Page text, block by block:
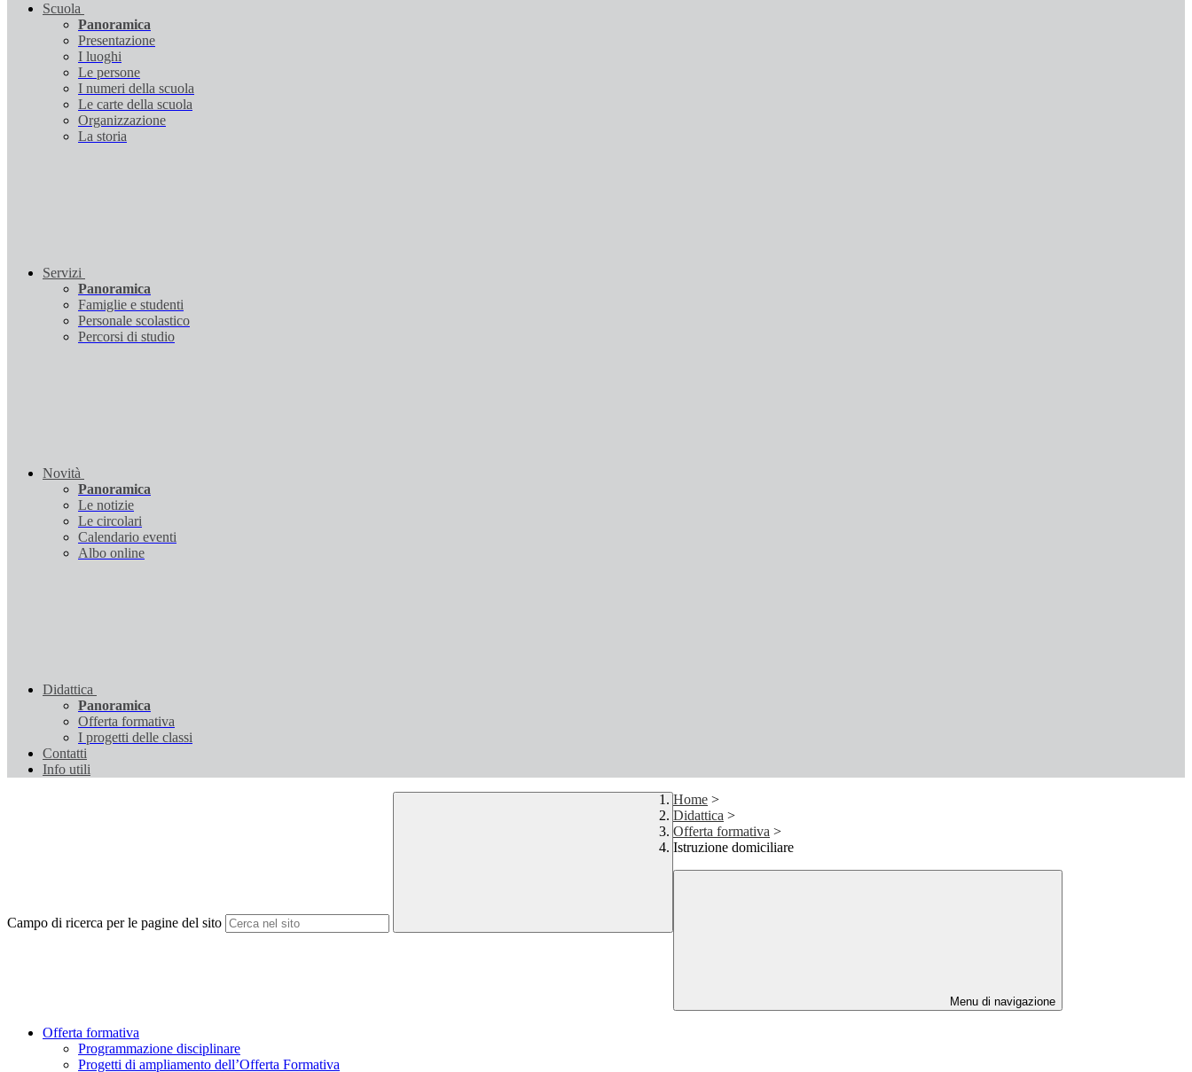
Scuola
Panoramica
Presentazione
I luoghi
Le persone
I numeri della scuola
Le carte della scuola
Organizzazione
La storia
Servizi
Panoramica
Famiglie e studenti
Personale scolastico
Percorsi di studio
Novità
Panoramica
Le notizie
Le circolari
Calendario eventi
Albo online
Didattica
Panoramica
Offerta formativa
I progetti delle classi
Contatti
Info utili
Campo di ricerca per le pagine del sito
Home >
Didattica >
Offerta formativa >
Istruzione domiciliare
Menu di navigazione
Offerta formativa
Programmazione disciplinare
Progetti di ampliamento dell’Offerta Formativa